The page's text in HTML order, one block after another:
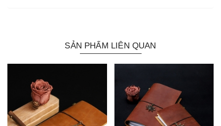
SẢN PHẨM LIÊN QUAN